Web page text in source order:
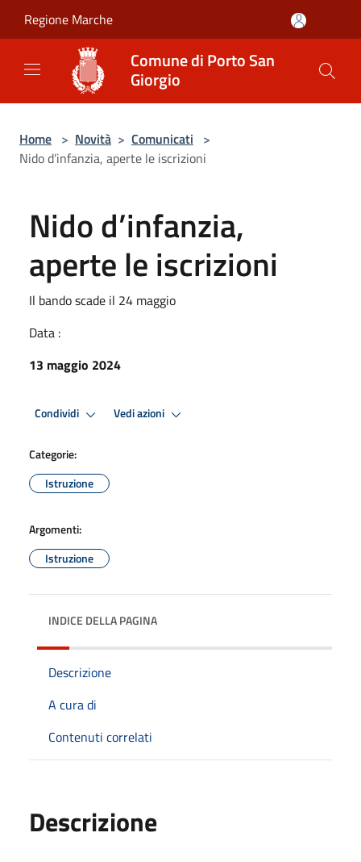
Regione Marche
Comune di Porto San
Giorgio
Home > Novità > Comunicati >
Nido d’infanzia, aperte le iscrizioni
Nido d’infanzia,
aperte le iscrizioni
Il bando scade il 24 maggio
Data :
13 maggio 2024
Condividi Vedi azioni
Categorie:
Istruzione
Argomenti:
Istruzione
INDICE DELLA PAGINA
Descrizione
A cura di
Contenuti correlati
Descrizione